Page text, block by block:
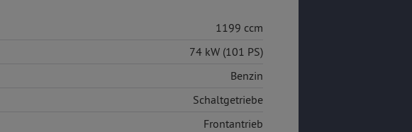
1199 ccm
74 kW (101 PS)
Benzin
Schaltgetriebe
Frontantrieb